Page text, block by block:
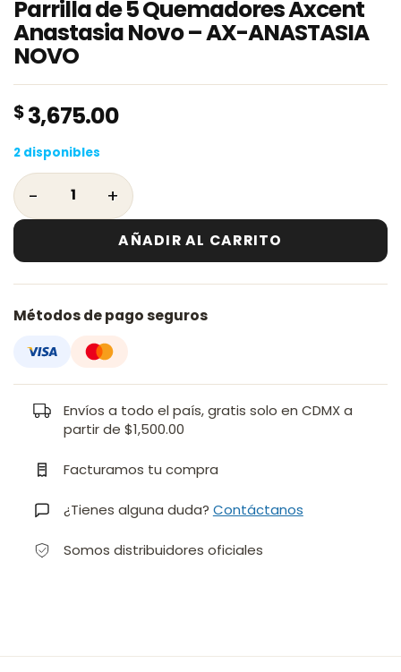
Parrilla de 5 Quemadores Axcent
Anastasia Novo – AX-ANASTASIA
NOVO
$3,675.00
2 disponibles
Parrilla de 5 Quemadores Axcent Anastasia
AÑADIR AL CARRITO
Métodos de pago seguros
Envíos a todo el país, gratis solo en CDMX a
partir de $1,500.00
Facturamos tu compra
¿Tienes alguna duda? Contáctanos
Somos distribuidores oficiales